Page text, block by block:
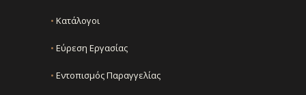
• Κατάλογοι
• Εύρεση Εργασίας
• Εντοπισμός Παραγγελίας